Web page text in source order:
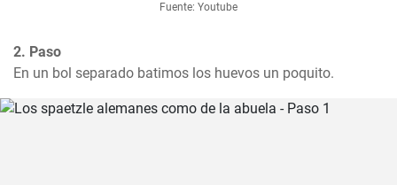
Fuente: Youtube
2. Paso
En un bol separado batimos los huevos un poquito.